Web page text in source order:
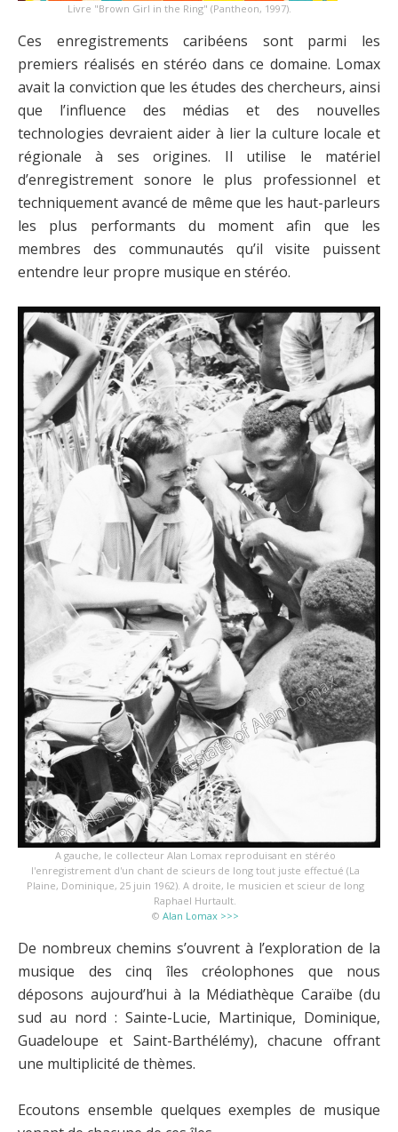
Livre "Brown Girl in the Ring" (Pantheon, 1997).
Ces enregistrements caribéens sont parmi les
premiers réalisés en stéréo dans ce domaine. Lomax
avait la conviction que les études des chercheurs, ainsi
que l’influence des médias et des nouvelles
technologies devraient aider à lier la culture locale et
régionale à ses origines. Il utilise le matériel
d’enregistrement sonore le plus professionnel et
techniquement avancé de même que les haut-parleurs
les plus performants du moment afin que les
membres des communautés qu’il visite puissent
entendre leur propre musique en stéréo.
A gauche, le collecteur Alan Lomax reproduisant en stéréo
l'enregistrement d'un chant de scieurs de long tout juste effectué (La
Plaine, Dominique, 25 juin 1962). A droite, le musicien et scieur de long
Raphael Hurtault.
© Alan Lomax >>>
De nombreux chemins s’ouvrent à l’exploration de la
musique des cinq îles créolophones que nous
déposons aujourd’hui à la Médiathèque Caraïbe (du
sud au nord : Sainte-Lucie, Martinique, Dominique,
Guadeloupe et Saint-Barthélémy), chacune offrant
une multiplicité de thèmes.
Ecoutons ensemble quelques exemples de musique